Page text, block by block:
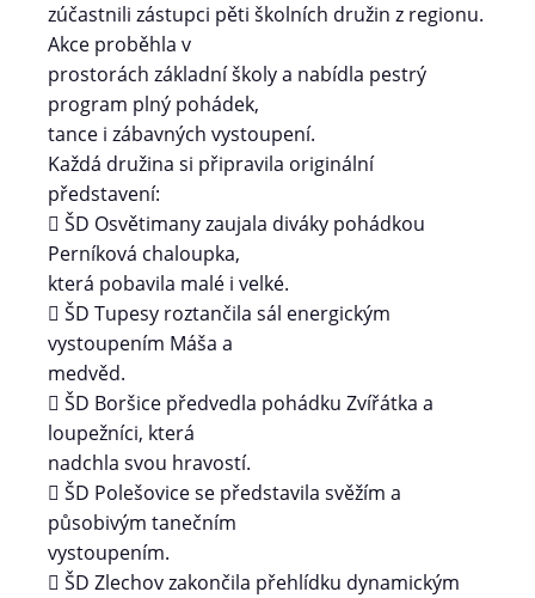
zúčastnili zástupci pěti školních družin z regionu.
Akce proběhla v
prostorách základní školy a nabídla pestrý
program plný pohádek,
tance i zábavných vystoupení.
Každá družina si připravila originální
představení:
 ŠD Osvětimany zaujala diváky pohádkou
Perníková chaloupka,
která pobavila malé i velké.
 ŠD Tupesy roztančila sál energickým
vystoupením Máša a
medvěd.
 ŠD Boršice předvedla pohádku Zvířátka a
loupežníci, která
nadchla svou hravostí.
 ŠD Polešovice se představila svěžím a
působivým tanečním
vystoupením.
 ŠD Zlechov zakončila přehlídku dynamickým